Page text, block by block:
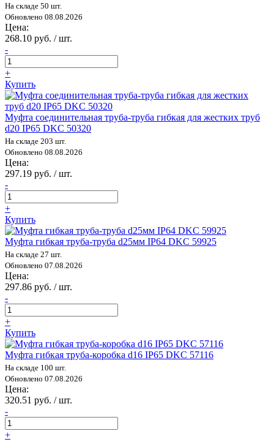
На складе 50 шт.
Обновлено 08.08.2026
Цена:
268.10 руб. / шт.
-
+
Купить
Муфта соединительная труба-труба гибкая для жестких труб
d20 IP65 DKC 50320
На складе 203 шт.
Обновлено 08.08.2026
Цена:
297.19 руб. / шт.
-
+
Купить
Муфта гибкая труба-труба d25мм IP64 DKC 59925
На складе 27 шт.
Обновлено 07.08.2026
Цена:
297.86 руб. / шт.
-
+
Купить
Муфта гибкая труба-коробка d16 IP65 DKC 57116
На складе 100 шт.
Обновлено 07.08.2026
Цена:
320.51 руб. / шт.
-
+